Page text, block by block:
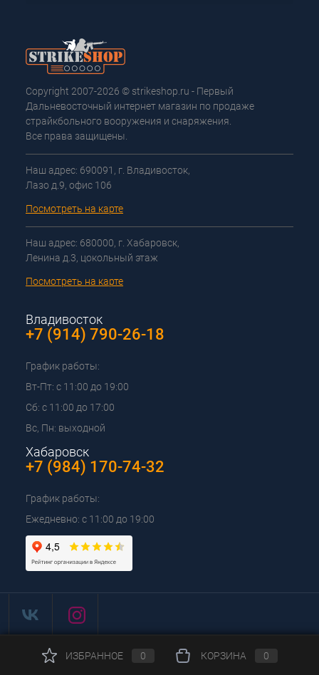
Copyright 2007-2026 © strikeshop.ru - Первый
Дальневосточный интернет магазин по продаже
страйкбольного вооружения и снаряжения.
Все права защищены.
Наш адрес: 690091, г. Владивосток,
Лазо д.9, офис 106
Посмотреть на карте
Наш адрес: 680000, г. Хабаровск,
Ленина д.3, цокольный этаж
Посмотреть на карте
Владивосток
+7 (914) 790-26-18
График работы:
Вт-Пт: с 11:00 до 19:00
Сб: с 11:00 до 17:00
Вс, Пн: выходной
Хабаровск
+7 (984) 170-74-32
График работы:
Ежедневно: с 11:00 до 19:00
ИЗБРАННОЕ 0 КОРЗИНА 0